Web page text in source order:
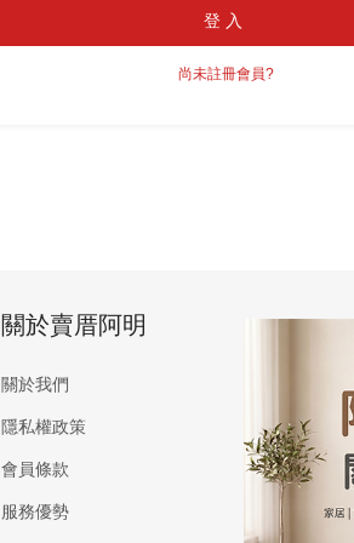
登入
尚未註冊會員?
關於賣厝阿明
關於我們
隱私權政策
會員條款
服務優勢